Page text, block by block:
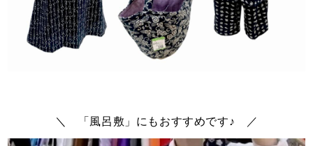
＼ 「風呂敷」にもおすすめです♪ ／